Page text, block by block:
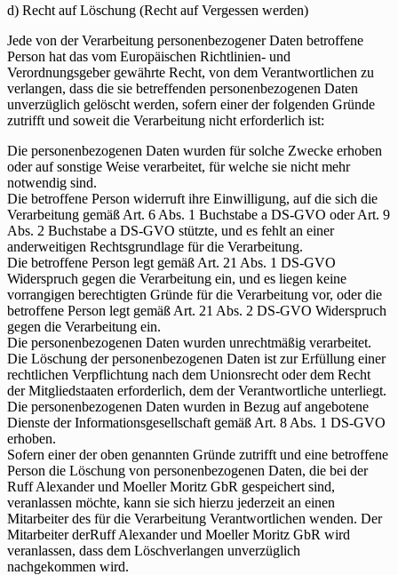
d) Recht auf Löschung (Recht auf Vergessen werden)
Jede von der Verarbeitung personenbezogener Daten betroffene
Person hat das vom Europäischen Richtlinien- und
Verordnungsgeber gewährte Recht, von dem Verantwortlichen zu
verlangen, dass die sie betreffenden personenbezogenen Daten
unverzüglich gelöscht werden, sofern einer der folgenden Gründe
zutrifft und soweit die Verarbeitung nicht erforderlich ist:
Die personenbezogenen Daten wurden für solche Zwecke erhoben
oder auf sonstige Weise verarbeitet, für welche sie nicht mehr
notwendig sind.
Die betroffene Person widerruft ihre Einwilligung, auf die sich die
Verarbeitung gemäß Art. 6 Abs. 1 Buchstabe a DS-GVO oder Art. 9
Abs. 2 Buchstabe a DS-GVO stützte, und es fehlt an einer
anderweitigen Rechtsgrundlage für die Verarbeitung.
Die betroffene Person legt gemäß Art. 21 Abs. 1 DS-GVO
Widerspruch gegen die Verarbeitung ein, und es liegen keine
vorrangigen berechtigten Gründe für die Verarbeitung vor, oder die
betroffene Person legt gemäß Art. 21 Abs. 2 DS-GVO Widerspruch
gegen die Verarbeitung ein.
Die personenbezogenen Daten wurden unrechtmäßig verarbeitet.
Die Löschung der personenbezogenen Daten ist zur Erfüllung einer
rechtlichen Verpflichtung nach dem Unionsrecht oder dem Recht
der Mitgliedstaaten erforderlich, dem der Verantwortliche unterliegt.
Die personenbezogenen Daten wurden in Bezug auf angebotene
Dienste der Informationsgesellschaft gemäß Art. 8 Abs. 1 DS-GVO
erhoben.
Sofern einer der oben genannten Gründe zutrifft und eine betroffene
Person die Löschung von personenbezogenen Daten, die bei der
Ruff Alexander und Moeller Moritz GbR gespeichert sind,
veranlassen möchte, kann sie sich hierzu jederzeit an einen
Mitarbeiter des für die Verarbeitung Verantwortlichen wenden. Der
Mitarbeiter derRuff Alexander und Moeller Moritz GbR wird
veranlassen, dass dem Löschverlangen unverzüglich
nachgekommen wird.